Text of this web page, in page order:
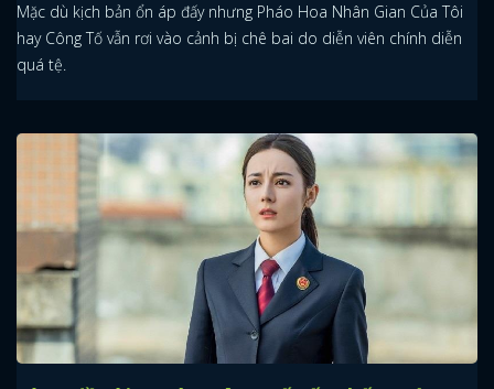
Mặc dù kịch bản ổn áp đấy nhưng Pháo Hoa Nhân Gian Của Tôi
hay Công Tố vẫn rơi vào cảnh bị chê bai do diễn viên chính diễn
quá tệ.